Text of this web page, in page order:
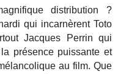
distribution ?
qui incarnèrent Toto
Jacques Perrin qui
présence puissante et
au film. Que